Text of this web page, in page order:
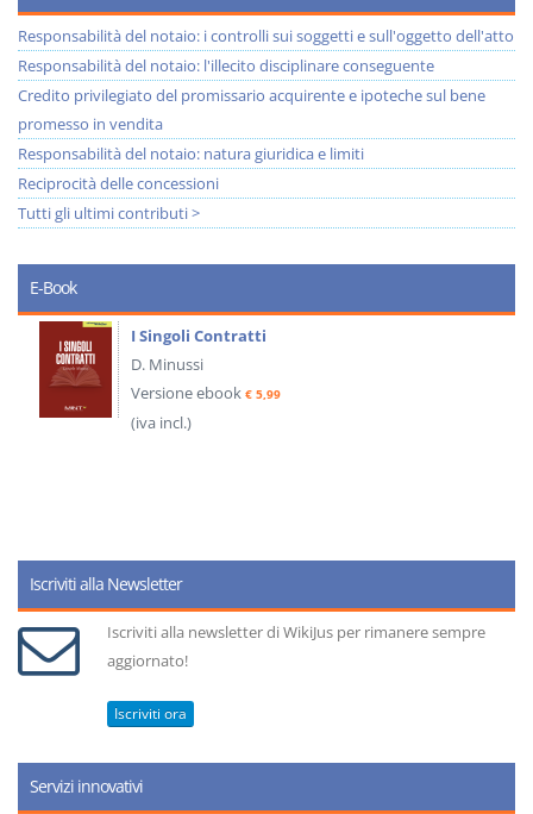
Responsabilità del notaio: i controlli sui soggetti e sull'oggetto dell'atto
Responsabilità del notaio: l'illecito disciplinare conseguente
Credito privilegiato del promissario acquirente e ipoteche sul bene
promesso in vendita
Responsabilità del notaio: natura giuridica e limiti
Reciprocità delle concessioni
Tutti gli ultimi contributi >
E-Book
I Singoli Contratti
D. Minussi
Versione ebook € 5,99
(iva incl.)
Iscriviti alla Newsletter
Iscriviti alla newsletter di WikiJus per rimanere sempre
aggiornato!
Iscriviti ora
Servizi innovativi